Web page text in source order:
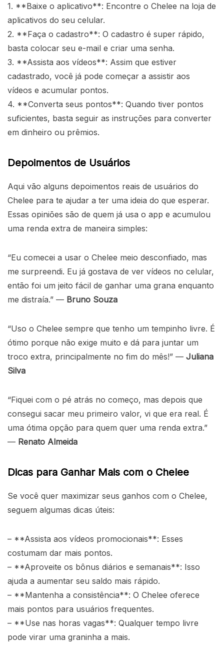
1. **Baixe o aplicativo**: Encontre o Chelee na loja de
aplicativos do seu celular.
2. **Faça o cadastro**: O cadastro é super rápido,
basta colocar seu e-mail e criar uma senha.
3. **Assista aos vídeos**: Assim que estiver
cadastrado, você já pode começar a assistir aos
vídeos e acumular pontos.
4. **Converta seus pontos**: Quando tiver pontos
suficientes, basta seguir as instruções para converter
em dinheiro ou prêmios.
Depoimentos de Usuários
Aqui vão alguns depoimentos reais de usuários do
Chelee para te ajudar a ter uma ideia do que esperar.
Essas opiniões são de quem já usa o app e acumulou
uma renda extra de maneira simples:
“Eu comecei a usar o Chelee meio desconfiado, mas
me surpreendi. Eu já gostava de ver vídeos no celular,
então foi um jeito fácil de ganhar uma grana enquanto
me distraía.” — Bruno Souza
“Uso o Chelee sempre que tenho um tempinho livre. É
ótimo porque não exige muito e dá para juntar um
troco extra, principalmente no fim do mês!” — Juliana
Silva
“Fiquei com o pé atrás no começo, mas depois que
consegui sacar meu primeiro valor, vi que era real. É
uma ótima opção para quem quer uma renda extra.”
— Renato Almeida
Dicas para Ganhar Mais com o Chelee
Se você quer maximizar seus ganhos com o Chelee,
seguem algumas dicas úteis:
– **Assista aos vídeos promocionais**: Esses
costumam dar mais pontos.
– **Aproveite os bônus diários e semanais**: Isso
ajuda a aumentar seu saldo mais rápido.
– **Mantenha a consistência**: O Chelee oferece
mais pontos para usuários frequentes.
– **Use nas horas vagas**: Qualquer tempo livre
pode virar uma graninha a mais.